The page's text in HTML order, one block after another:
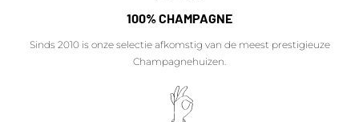
100% CHAMPAGNE
Sinds 2010 is onze selectie afkomstig van de meest prestigieuze
Champagnehuizen.